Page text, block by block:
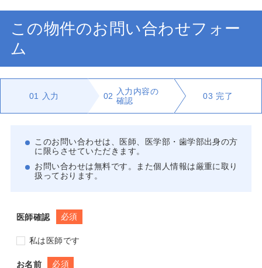
この物件のお問い合わせフォー
ム
01 入力 02 入力内容の
確認
03 完了
このお問い合わせは、医師、医学部・歯学部出身の方
に限らさせていただきます。
お問い合わせは無料です。また個人情報は厳重に取り
扱っております。
医師確認 必須
私は医師です
お名前 必須